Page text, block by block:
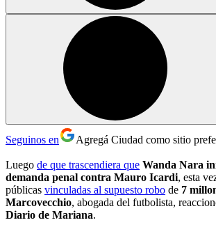
Seguinos en Agregá Ciudad como sitio
Luego de que trascendiera que Wanda Nara
demanda penal contra Mauro Icardi, esta
públicas vinculadas al supuesto robo de 7
Marcovecchio, abogada del futbolista,
Diario de Mariana.